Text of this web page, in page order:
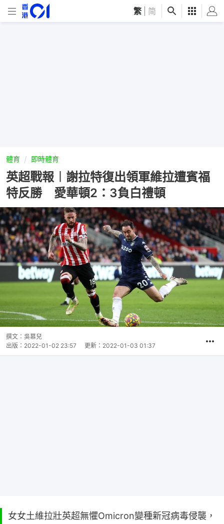
繁 简
體育 即時體育
英超戰報︱謝拉特復出領軍維拉遭賓福
特反勝 愛華頓2：3負白禮頓
撰文： 吳慕兒
出版： 2022-01-02 23:57 更新： 2022-01-03 01:37
女女土維拉壯英超無懼Omicron變種新冠病毒侵襲，